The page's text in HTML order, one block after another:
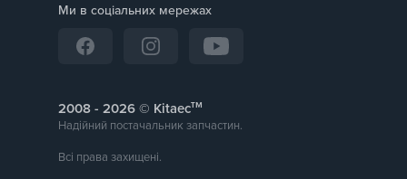
Ми в соціальних мережах
2008 - © Kitaecтм
Надійний постачальник запчастин.
Всі права захищені.